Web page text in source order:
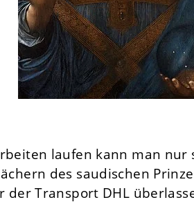
laufen kann man nur
des saudischen
der Transport DHL